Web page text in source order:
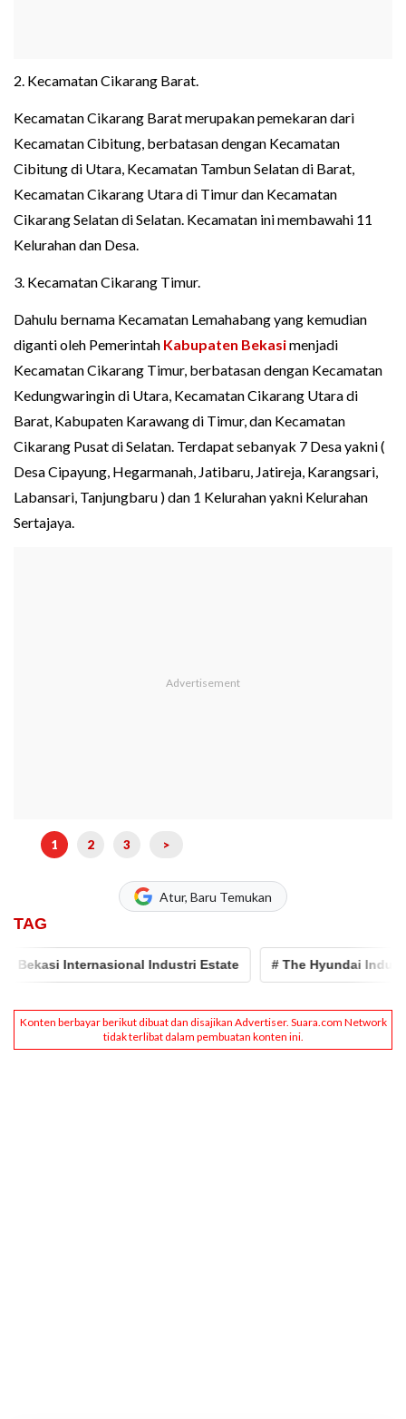
2. Kecamatan Cikarang Barat.
Kecamatan Cikarang Barat merupakan pemekaran dari
Kecamatan Cibitung, berbatasan dengan Kecamatan
Cibitung di Utara, Kecamatan Tambun Selatan di Barat,
Kecamatan Cikarang Utara di Timur dan Kecamatan
Cikarang Selatan di Selatan. Kecamatan ini membawahi 11
Kelurahan dan Desa.
3. Kecamatan Cikarang Timur.
Dahulu bernama Kecamatan Lemahabang yang kemudian
diganti oleh Pemerintah Kabupaten Bekasimenjadi
Kecamatan Cikarang Timur, berbatasan dengan Kecamatan
Kedungwaringin di Utara, Kecamatan Cikarang Utara di
Barat, Kabupaten Karawang di Timur, dan Kecamatan
Cikarang Pusat di Selatan. Terdapat sebanyak 7 Desa yakni (
Desa Cipayung, Hegarmanah, Jatibaru, Jatireja, Karangsari,
Labansari, Tanjungbaru ) dan 1 Kelurahan yakni Kelurahan
Sertajaya.
1 2 3 >
Atur, Baru Temukan
TAG
Industri Estate # The Hyundai Industrial Park